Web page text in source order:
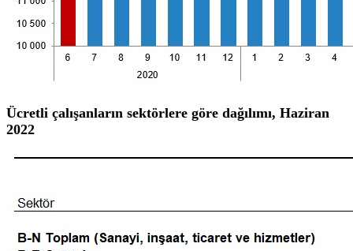
Ücretli çalışanların sektörlere göre dağılımı, Haziran
2022